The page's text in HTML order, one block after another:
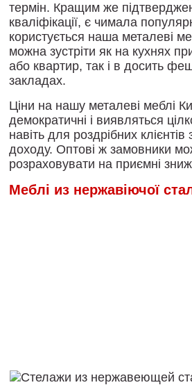
термін. Кращим же
кваліфікації, є чимала
користується наша металеві
можна зустріти як на кухнях
або квартир, так і в досить
закладах.
Ціни на нашу металеві меблі
демократичні і виявляться
навіть для роздрібних клієнтів
доходу. Оптові ж замовники
розраховувати на приємні
Меблі из нержавіючої